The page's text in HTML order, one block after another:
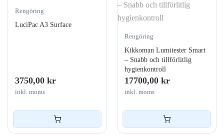
Rengöring
LuciPac A3 Surface
3750,00 kr
inkl. moms
Rengöring
Kikkoman Lumitester Smart
– Snabb och tillförlitlig
hygienkontroll
17700,00 kr
inkl. moms